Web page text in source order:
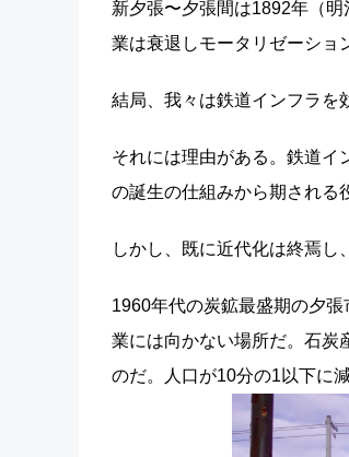
新夕張〜夕張間は1892年（
業は衰退しモータリゼーショ
結局、我々は鉄道インフラを
それには理由がある。鉄道イ
の誕生の仕組みから期される
しかし、既に近代化は終焉し
1960年代の炭鉱最盛期の夕
業には向かない場所だ。石炭
のだ。人口が10分の1以下に